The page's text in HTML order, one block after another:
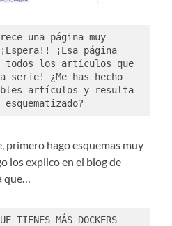
una página muy
¡Esa página
todos los artículos que
serie! ¿Me has hecho
artículos y resulta
primero hago esquemas muy
los explico en el blog de
que…
TIENES MÁS DOCKERS